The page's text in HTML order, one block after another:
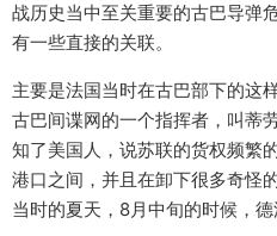
战历史当中至关重要的古巴导弹
有一些直接的关联。
主要是法国当时在古巴部下的这
古巴间谍网的一个指挥者，叫蒂
知了美国人，说苏联的货权频繁
港口之间，并且在卸下很多奇怪
当时的夏天，8月中旬的时候，德